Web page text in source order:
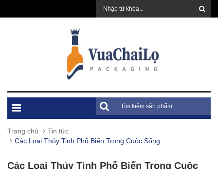
Trang chủ
Tin tức
Các Loại Thủy Tinh Phổ Biến Trong Cuộc Sống
Các Loại Thủy Tinh Phổ Biến Trong Cuộc